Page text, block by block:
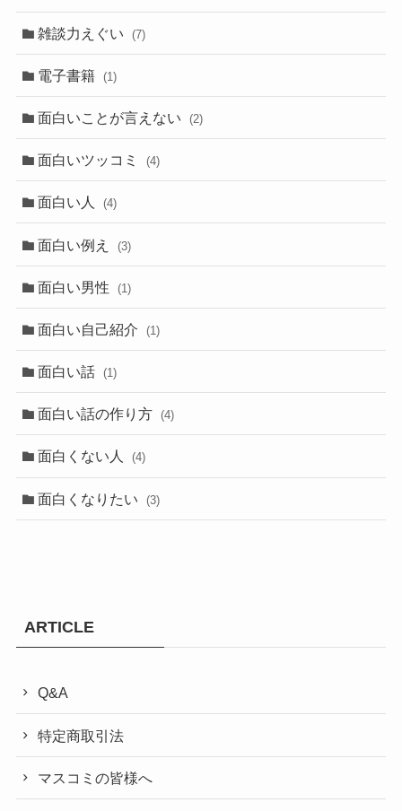
雑談力えぐい (7)
電子書籍 (1)
面白いことが言えない (2)
面白いツッコミ (4)
面白い人 (4)
面白い例え (3)
面白い男性 (1)
面白い自己紹介 (1)
面白い話 (1)
面白い話の作り方 (4)
面白くない人 (4)
面白くなりたい (3)
ARTICLE
Q&A
特定商取引法
マスコミの皆様へ